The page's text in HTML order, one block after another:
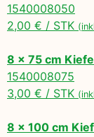
1540008050
2,00 € / STK
8 x 75 cm
1540008075
3,00 € / STK
8 x 100 cm